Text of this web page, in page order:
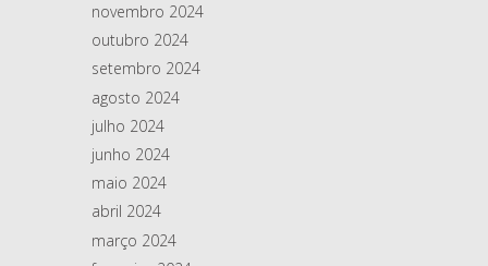
novembro 2024
outubro 2024
setembro 2024
agosto 2024
julho 2024
junho 2024
maio 2024
abril 2024
março 2024